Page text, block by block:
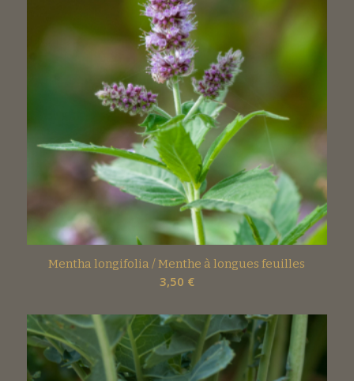
Mentha longifolia / Menthe à longues feuilles
3,50 €